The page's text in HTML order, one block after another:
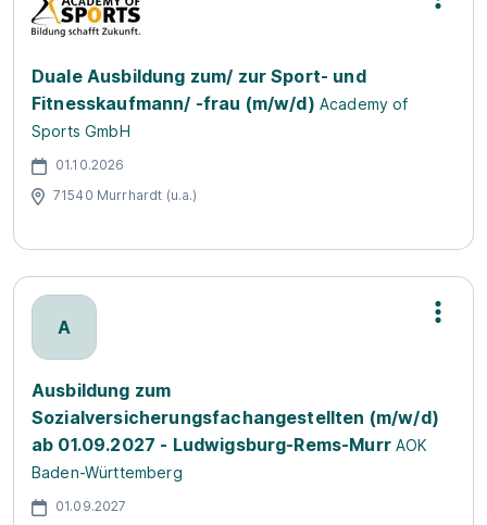
Duale Ausbildung zum/ zur Sport- und
Fitnesskaufmann/ -frau (m/w/d) Academy of
Sports GmbH
01.10.2026
71540 Murrhardt (u.a.)
A
Ausbildung zum
Sozialversicherungsfachangestellten (m/w/d)
ab 01.09.2027 - Ludwigsburg-Rems-Murr AOK
Baden-Württemberg
01.09.2027